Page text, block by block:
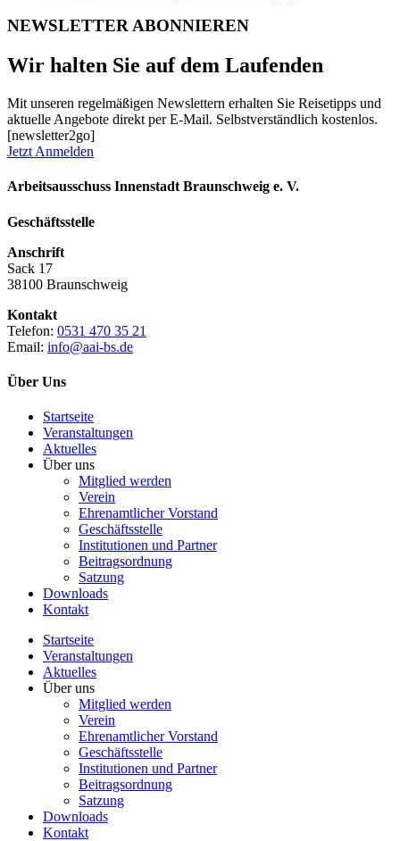
NEWSLETTER ABONNIEREN
Wir halten Sie auf dem Laufenden
Mit unseren regelmäßigen Newslettern erhalten Sie Reisetipps und
aktuelle Angebote direkt per E-Mail. Selbstverständlich kostenlos.
[newsletter2go]
Jetzt Anmelden
Arbeitsausschuss Innenstadt Braunschweig e. V.
Geschäftsstelle
Anschrift
Sack 17
38100 Braunschweig
Kontakt
Telefon: 0531 470 35 21
Email: info@aai-bs.de
Über Uns
Startseite
Veranstaltungen
Aktuelles
Über uns
Mitglied werden
Verein
Ehrenamtlicher Vorstand
Geschäftsstelle
Institutionen und Partner
Beitragsordnung
Satzung
Downloads
Kontakt
Startseite
Veranstaltungen
Aktuelles
Über uns
Mitglied werden
Verein
Ehrenamtlicher Vorstand
Geschäftsstelle
Institutionen und Partner
Beitragsordnung
Satzung
Downloads
Kontakt